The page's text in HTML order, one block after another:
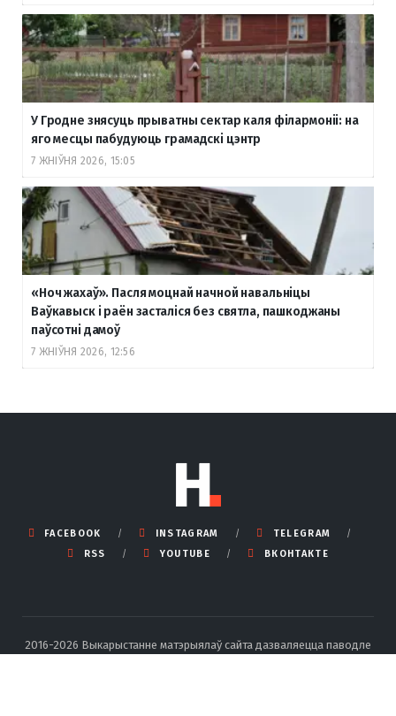
У Гродне знясуць прыватны сектар каля філармоніі: на
яго месцы пабудуюць грамадскі цэнтр
7 ЖНІЎНЯ 2026, 15:05
«Ноч жахаў». Пасля моцнай начной навальніцы
Ваўкавыск і раён засталіся без святла, пашкоджаны
паўсотні дамоў
7 ЖНІЎНЯ 2026, 12:56
FACEBOOK INSTAGRAM
TELEGRAM
RSS
YOUTUBE ВКОНТАКТЕ
2016-2026 Выкарыстанне матэрыялаў сайта дазваляецца паводле